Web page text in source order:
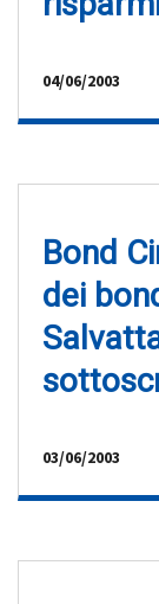
04/06/2003
Bond
dei
03/06/2003